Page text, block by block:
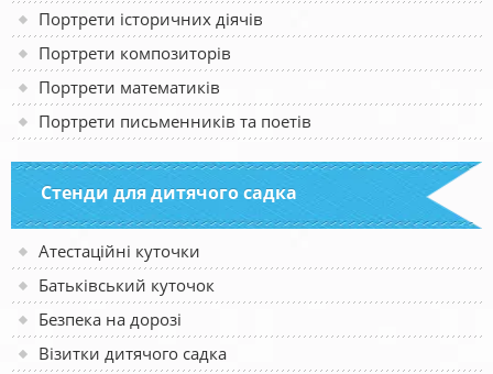
Портрети історичних діячів
Портрети композиторів
Портрети математиків
Портрети письменників та поетів
Стенди для дитячого садка
Атестаційні куточки
Батьківський куточок
Безпека на дорозі
Візитки дитячого садка